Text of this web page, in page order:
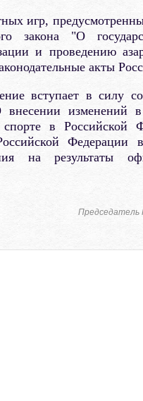
игр,
закона "О
и проведению
акты
вступает в силу
внесении изменений
в Российской
Федерации
на результаты
Председатель